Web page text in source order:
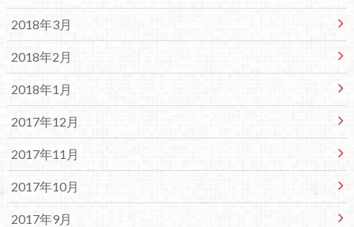
2018年3月
2018年2月
2018年1月
2017年12月
2017年11月
2017年10月
2017年9月